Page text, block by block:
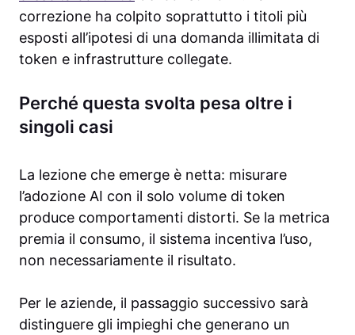
correzione ha colpito soprattutto i titoli più
esposti all’ipotesi di una domanda illimitata di
token e infrastrutture collegate.
Perché questa svolta pesa oltre i
singoli casi
La lezione che emerge è netta: misurare
l’adozione AI con il solo volume di token
produce comportamenti distorti. Se la metrica
premia il consumo, il sistema incentiva l’uso,
non necessariamente il risultato.
Per le aziende, il passaggio successivo sarà
distinguere gli impieghi che generano un